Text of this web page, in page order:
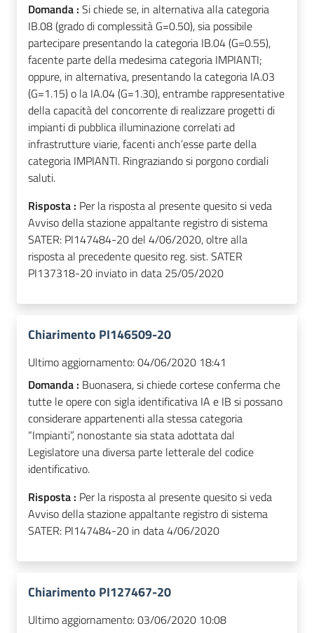
Domanda : Si chiede se, in alternativa alla categoria
IB.08 (grado di complessità G=0.50), sia possibile
partecipare presentando la categoria IB.04 (G=0.55),
facente parte della medesima categoria IMPIANTI;
oppure, in alternativa, presentando la categoria IA.03
(G=1.15) o la IA.04 (G=1.30), entrambe rappresentative
della capacità del concorrente di realizzare progetti di
impianti di pubblica illuminazione correlati ad
infrastrutture viarie, facenti anch’esse parte della
categoria IMPIANTI. Ringraziando si porgono cordiali
saluti.
Risposta : Per la risposta al presente quesito si veda
Avviso della stazione appaltante registro di sistema
SATER: PI147484-20 del 4/06/2020, oltre alla
risposta al precedente quesito reg. sist. SATER
PI137318-20 inviato in data 25/05/2020
Chiarimento PI146509-20
Ultimo aggiornamento:04/06/2020 18:41
Domanda : Buonasera, si chiede cortese conferma che
tutte le opere con sigla identificativa IA e IB si possano
considerare appartenenti alla stessa categoria
“Impianti”, nonostante sia stata adottata dal
Legislatore una diversa parte letterale del codice
identificativo.
Risposta : Per la risposta al presente quesito si veda
Avviso della stazione appaltante registro di sistema
SATER: PI147484-20 in data 4/06/2020
Chiarimento PI127467-20
Ultimo aggiornamento:03/06/2020 10:08